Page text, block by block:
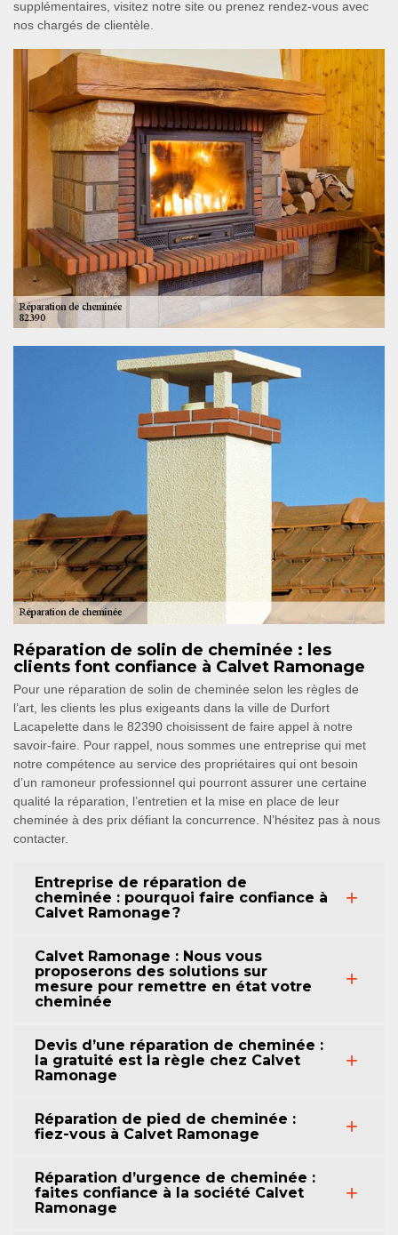
supplémentaires, visitez notre site ou prenez rendez-vous avec
nos chargés de clientèle.
Réparation de solin de cheminée : les
clients font confiance à Calvet Ramonage
Pour une réparation de solin de cheminée selon les règles de
l’art, les clients les plus exigeants dans la ville de Durfort
Lacapelette dans le 82390 choisissent de faire appel à notre
savoir-faire. Pour rappel, nous sommes une entreprise qui met
notre compétence au service des propriétaires qui ont besoin
d’un ramoneur professionnel qui pourront assurer une certaine
qualité la réparation, l’entretien et la mise en place de leur
cheminée à des prix défiant la concurrence. N’hésitez pas à nous
contacter.
Entreprise de réparation de
cheminée : pourquoi faire confiance à
Calvet Ramonage ?
Calvet Ramonage : Nous vous
proposerons des solutions sur
mesure pour remettre en état votre
cheminée
Devis d’une réparation de cheminée :
la gratuité est la règle chez Calvet
Ramonage
Réparation de pied de cheminée :
fiez-vous à Calvet Ramonage
Réparation d’urgence de cheminée :
faites confiance à la société Calvet
Ramonage